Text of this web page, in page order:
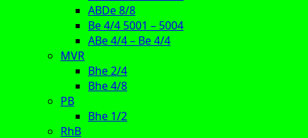
ABDe 8/8
Be 4/4 5001 – 5004
ABe 4/4 – Be 4/4
MVR
Bhe 2/4
Bhe 4/8
PB
Bhe 1/2
RhB